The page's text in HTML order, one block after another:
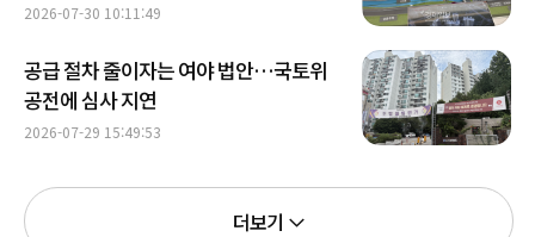
2026-07-30 10:11:49
공급 절차 줄이자는 여야 법안…국토위
공전에 심사 지연
2026-07-29 15:49:53
더보기